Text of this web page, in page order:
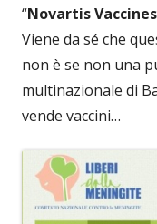
“Novartis
Viene da sé che
non è se non una
multinazionale di
vende vaccini…